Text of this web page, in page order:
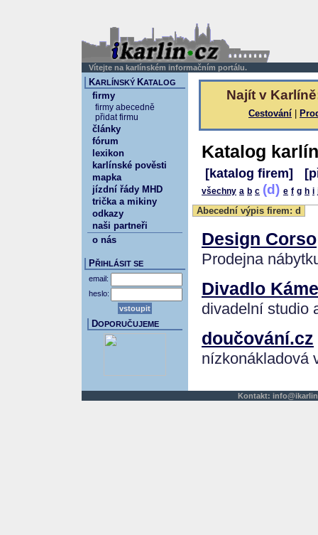
Vítejte na karlínském informačním portálu.
Najít v
Cestování
Katalog
[katalog firem]
všechny a b c (d) e f g h i
Abecední výpis firem: d
Design Corso
Prodejna
Divadlo
divadelní studio
doučování.cz
nízkonákladová
KARLÍNSKÝ KATALOG
firmy
firmy abecedně
přidat firmu
články
fórum
lexikon
karlínské pověsti
mapka
jízdní řády MHD
trička a mikiny
odkazy
naši partneři
o nás
PŘIHLÁSIT SE
email:
heslo:
DOPORUČUJEME
Kontakt: